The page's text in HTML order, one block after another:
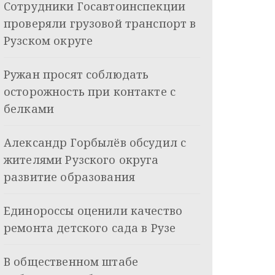
Сотрудники Госавтоинспекции
проверяли грузовой транспорт в
Рузском округе
Ружан просят соблюдать
осторожность при контакте с
белками
Александр Горбылёв обсудил с
жителями Рузского округа
развитие образования
Единороссы оценили качество
ремонта детского сада в Рузе
В общественном штабе